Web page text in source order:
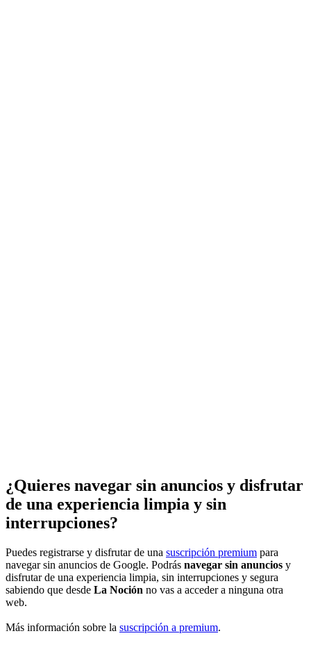
¿Quieres navegar sin anuncios y disfrutar
de una experiencia limpia y sin
interrupciones?
Puedes registrarse y disfrutar de una suscripción premium para
navegar sin anuncios de Google. Podrás navegar sin anuncios y
disfrutar de una experiencia limpia, sin interrupciones y segura
sabiendo que desde La Noción no vas a acceder a ninguna otra
web.
Más información sobre la suscripción a premium.